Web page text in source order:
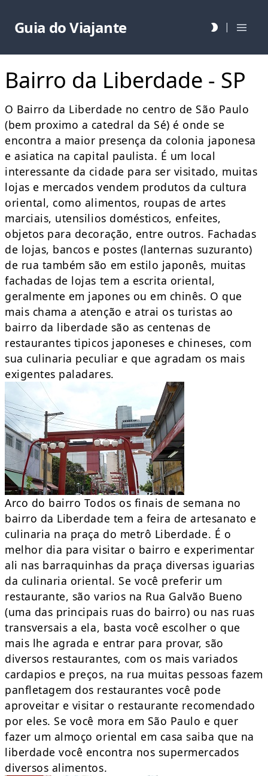
Guia do Viajante |
Bairro da Liberdade - SP
O Bairro da Liberdade no centro de São Paulo
(bem proximo a catedral da Sé) é onde se
encontra a maior presença da colonia japonesa
e asiatica na capital paulista. É um local
interessante da cidade para ser visitado, muitas
lojas e mercados vendem produtos da cultura
oriental, como alimentos, roupas de artes
marciais, utensilios domésticos, enfeites,
objetos para decoração, entre outros. Fachadas
de lojas, bancos e postes (lanternas suzuranto)
de rua também são em estilo japonês, muitas
fachadas de lojas tem a escrita oriental,
geralmente em japones ou em chinês. O que
mais chama a atenção e atrai os turistas ao
bairro da liberdade são as centenas de
restaurantes tipicos japoneses e chineses, com
sua culinaria peculiar e que agradam os mais
exigentes paladares.
Arco do bairro Todos os finais de semana no
bairro da Liberdade tem a feira de artesanato e
culinaria na praça do metrô Liberdade. É o
melhor dia para visitar o bairro e experimentar
ali nas barraquinhas da praça diversas iguarias
da culinaria oriental. Se você preferir um
restaurante, são varios na Rua Galvão Bueno
(uma das principais ruas do bairro) ou nas ruas
transversais a ela, basta você escolher o que
mais lhe agrada e entrar para provar, são
diversos restaurantes, com os mais variados
cardapios e preços, na rua muitas pessoas fazem
panfletagem dos restaurantes você pode
aproveitar e visitar o restaurante recomendado
por eles. Se você mora em São Paulo e quer
fazer um almoço oriental em casa saiba que na
liberdade você encontra nos supermercados
diversos alimentos.